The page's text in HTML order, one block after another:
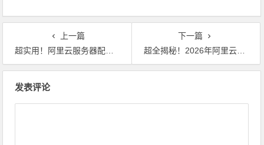
上一篇
超实用！阿里云服务器配置选购指南：新手轻松入门，优惠价格大揭秘 领代金券
下一篇
超全揭秘！2026年阿里云高配置云服务器价格全攻略+选购秘籍来啦 领代金券
发表评论